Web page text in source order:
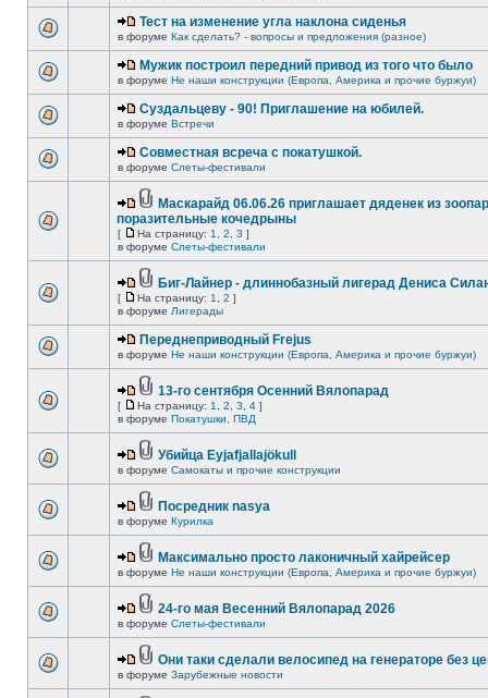
Тест на изменение угла наклона сиденья
в форуме Как сделать? - вопросы и предложения (разное)
Мужик построил передний привод из того что было
в форуме Не наши конструкции (Европа, Америка и прочие буржуи)
Суздальцеву - 90! Приглашение на юбилей.
в форуме Встречи
Совместная всреча с покатушкой.
в форуме Слеты-фестивали
Маскарайд 06.06.26 приглашает дяденек из
поразительные кочедрыны
[ На страницу: 1 2 3 ]
в форуме Слеты-фестивали
Биг-Лайнер - длиннобазный лигерад Дениса
[ На страницу: 1 2 ]
в форуме Лигерады
Переднеприводный Frejus
в форуме Не наши конструкции (Европа, Америка и прочие буржуи)
13-го сентября Осенний Вялопарад
[ На страницу: 1 2 3 4 ]
в форуме Покатушки, ПВД
Убийца Eyjafjallajökull
в форуме Самокаты и прочие конструкции
Посредник nasya
в форуме Курилка
Максимально просто лаконичный хайрейсер
в форуме Не наши конструкции (Европа, Америка и прочие буржуи)
24-го мая Весенний Вялопарад 2026
в форуме Слеты-фестивали
Они таки сделали велосипед на генераторе без
в форуме Зарубежные новости